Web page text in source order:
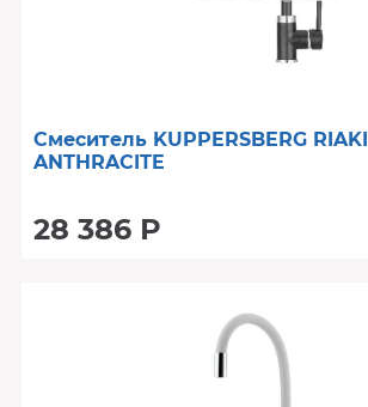
Смеситель KUPPERSBERG RIAKI
ANTHRACITE
28 386 Р